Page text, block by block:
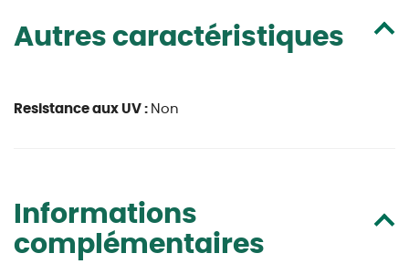
Autres caractéristiques
Resistance aux UV : Non
Informations
complémentaires